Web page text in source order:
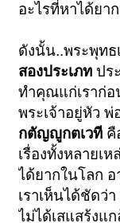
อะไรที่หาได้ยา
ดังนั้น..พระพุทธ
สองประเภท ปร
ทำคุณแก่เราก่อ
พระเจ้าอยู่หัว
กตัญญูกตเวที คื
เรื่องทั้งหลายเ
ได้ยากในโลก
เราเห็นได้ชัดว่
ไม่ได้เสแสร้งแ